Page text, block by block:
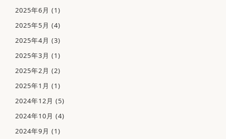
当院について
2025年6月 (1)
2025年5月 (4)
2025年4月 (3)
2025年3月 (1)
2025年2月 (2)
2025年1月 (1)
2024年12月 (5)
2024年10月 (4)
2024年9月 (1)